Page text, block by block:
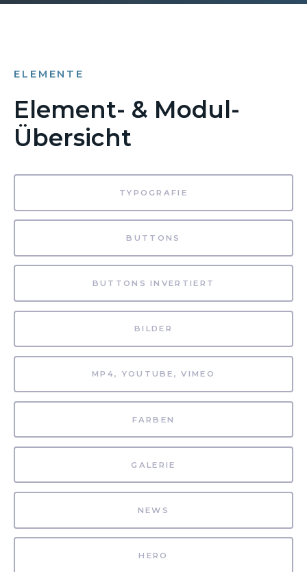
ELEMENTE
Element- & Modul-
Übersicht
TYPOGRAFIE
BUTTONS
BUTTONS INVERTIERT
BILDER
MP4, YOUTUBE, VIMEO
FARBEN
GALERIE
NEWS
HERO